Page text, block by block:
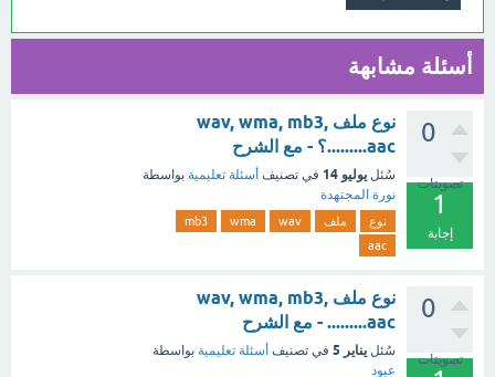
أسئلة مشابهة
0
تصويتات
1
إجابة
نوع ملف wav, wma, mb3,
.........aac؟ - مع الشرح
سُئل يوليو 14 في تصنيف أسئلة تعليمية بواسطة
نورة المجتهدة
نوع ملف wav
wma
mb3
aac
0
تصويتات
نوع ملف wav, wma, mb3,
.........aac - مع الشرح
سُئل يناير 5 في تصنيف أسئلة تعليمية بواسطة
عبود